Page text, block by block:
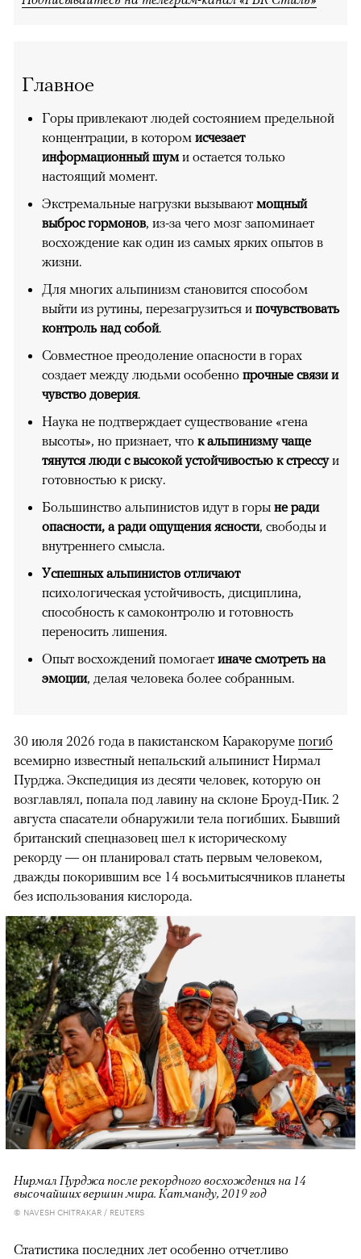
Главное
Горы привлекают людей состоянием предельной
концентрации, в котором исчезает
информационный шуми остается только
настоящий момент.
Экстремальные нагрузки вызывают мощный
выброс гормонов, из-за чего мозг запоминает
восхождение как один из самых ярких опытов в
жизни.
Для многих альпинизм становится способом
выйти из рутины, перезагрузиться и почувствовать
контроль над собой.
Совместное преодоление опасности в горах
создает между людьми особенно прочные связи и
чувство доверия.
Наука не подтверждает существование «гена
высоты», но признает, что к альпинизму чаще
тянутся люди с высокой устойчивостью к стрессуи
готовностью к риску.
Большинство альпинистов идут в горы не ради
опасности, а ради ощущения ясности, свободы и
внутреннего смысла.
Успешных альпинистов отличают
психологическая устойчивость, дисциплина,
способность к самоконтролю и готовность
переносить лишения.
Опыт восхождений помогает иначе смотреть на
эмоции, делая человека более собранным.
30 июля 2026 года в пакистанском Каракоруме погиб
всемирно известный непальский альпинист Нирмал
Пурджа. Экспедиция из десяти человек, которую он
возглавлял, попала под лавину на склоне Броуд-Пик. 2
августа спасатели обнаружили тела погибших. Бывший
британский спецназовец шел к историческому
рекорду — он планировал стать первым человеком,
дважды покорившим все 14 восьмитысячников планеты
без использования кислорода.
Нирмал Пурджа после рекордного восхождения на 14
высочайших вершин мира. Катманду, 2019 год
© NAVESH CHITRAKAR / REUTERS
Статистика последних лет особенно отчетливо